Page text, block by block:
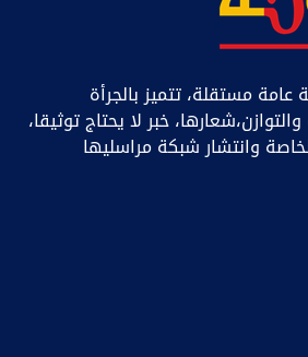
عامة مستقلة، تتميز بالجرأة
خبر ﻻ يحتاج توثيقا،
وانتشار شبكة مراسليها